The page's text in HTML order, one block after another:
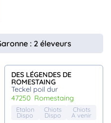
: 2 éleveurs
DES LÉGENDES DE
ROMESTAING
Teckel poil dur
47250
romestaing
Etalon
Dispo
Chiots
Dispo
Chiots
A venir